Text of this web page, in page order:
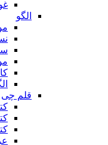
الگو
قلم چی